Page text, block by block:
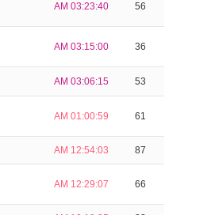
AM 03:23:40 56
AM 03:15:00 36
AM 03:06:15 53
AM 01:00:59 61
AM 12:54:03 87
AM 12:29:07 66